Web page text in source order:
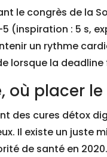
le congrès de la
: 5 s,
un rythme
lorsque la deadline
où placer le
des cures détox
Il existe un juste
de santé en 2020.